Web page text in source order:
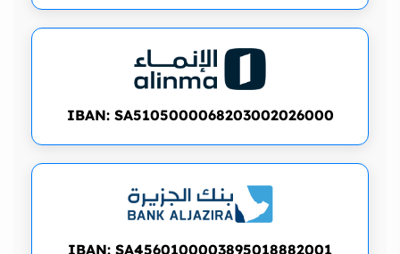
IBAN: SA5105000068203002026000
IBAN: SA4560100003895018882001